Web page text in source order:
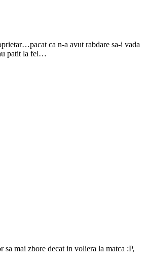
ca n-a avut rabdare sa-i vada
patit la fel…
mai zbore decat in voliera la matca :P,